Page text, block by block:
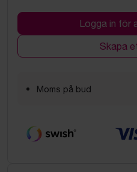
Logga in för
Skapa
Moms på bud